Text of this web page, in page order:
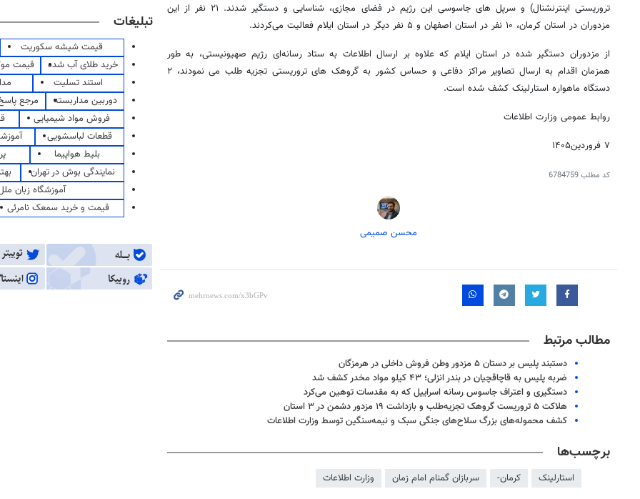
تروریستی اینترنشنال) و سرپل های جاسوسی این رژیم در فضای مجازی، شناسایی و دستگیر شدند. ۲۱ نفر از این
مزدوران در استان کرمان، ۱۰ نفر در استان اصفهان و ۵ نفر دیگر در استان ایلام فعالیت می‌کردند.
از مزدوران دستگیر شده در استان ایلام که علاوه بر ارسال اطلاعات به ستاد رسانه‌ای رژیم صهیونیستی، به طور
همزمان اقدام به ارسال تصاویر مراکز دفاعی و حساس کشور به گروهک های تروریستی تجزیه طلب می نمودند، ۲
دستگاه ماهواره استارلینک کشف شده است.
روابط عمومی وزارت اطلاعات
۷ فروردین۱۴۰۵
کد مطلب6784759
محسن صمیمی
مطالب مرتبط
دستبند پلیس بر دستان ۵ مزدور وطن فروش داخلی در هرمزگان
ضربه پلیس به قاچاقچیان در بندر انزلی؛ ۴۳ کیلو مواد مخدر کشف شد
دستگیری و اعتراف جاسوس رسانه‌ اسراییل که به مقدسات توهین می‌کرد
هلاکت ۵ تروریست گروهک تجزیه‌طلب و بازداشت ۱۹ مزدور دشمن در ۳ استان
کشف محموله‌های بزرگ سلاح‌های جنگی سبک و نیمه‌سنگین توسط وزارت اطلاعات
برچسب‌ها
استارلینک کرمان- سربازان گمنام امام زمان وزارت اطلاعات
تبلیغات
قیمت شیشه سکوریت
خرید طلای آب شده
قیمت
استند تسلیت
دوربین مداربسته
مرجع
فروش مواد شیمیایی
قطعات لباسشویی
بلیط هواپیما
نمایندگی بوش در تهران
آموزشگاه زبان
قیمت و خرید سمعک نامرئی